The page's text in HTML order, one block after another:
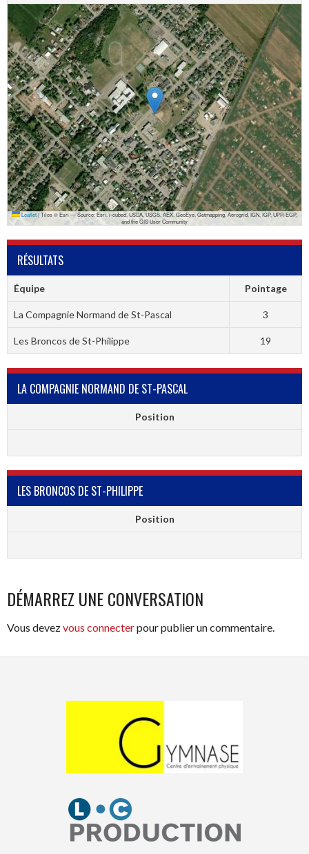
Leaflet|Tiles © Esri — Source: Esri, i-cubed, USDA, USGS, AEX, GeoEye, Getmapping, Aerogrid, IGN, IGP, UPR-EGP,
and the GIS User Community
RÉSULTATS
Équipe Pointage
La Compagnie Normand de St-Pascal 3
Les Broncos de St-Philippe 19
LA COMPAGNIE NORMAND DE ST-PASCAL
Position
LES BRONCOS DE ST-PHILIPPE
Position
DÉMARREZ UNE CONVERSATION
Vous devezvous connecterpour publier un commentaire.